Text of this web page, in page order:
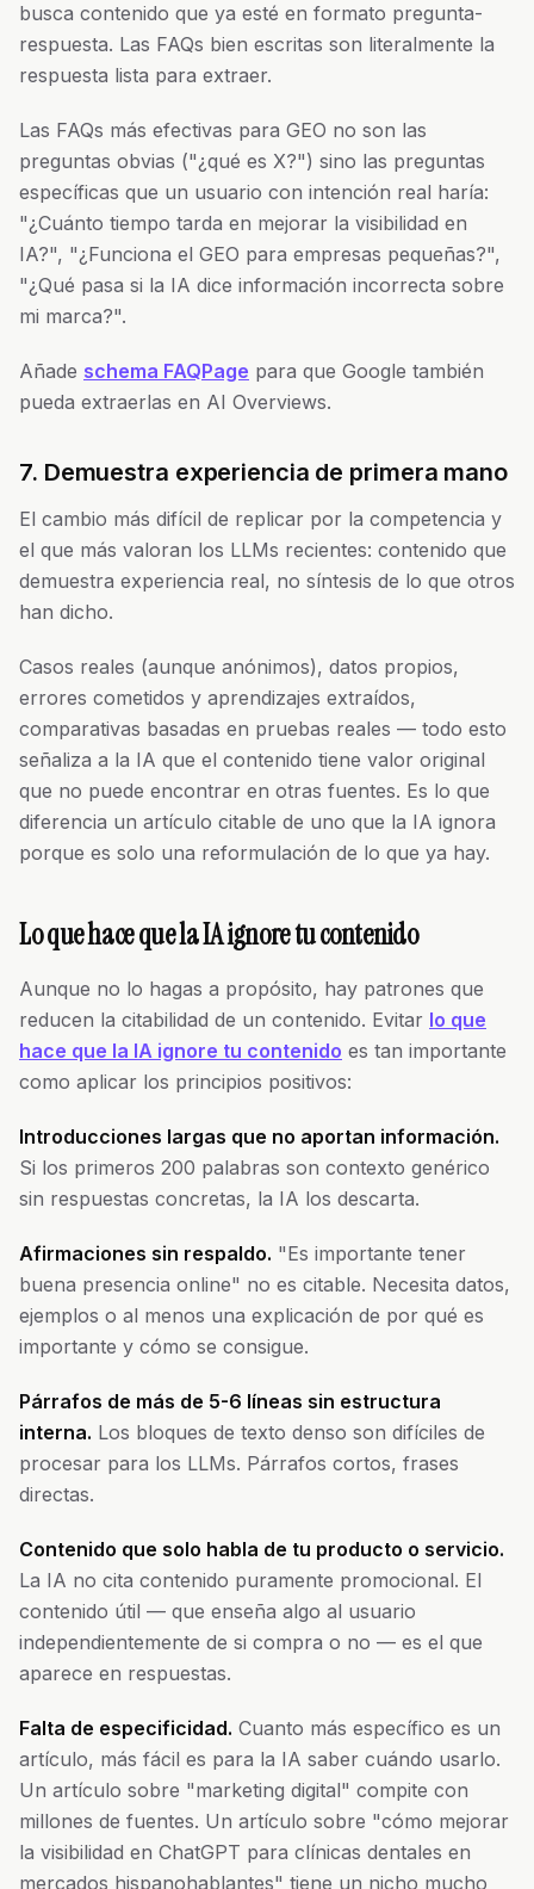
busca contenido que ya esté en formato pregunta-
respuesta. Las FAQs bien escritas son literalmente la
respuesta lista para extraer.
Las FAQs más efectivas para GEO no son las
preguntas obvias ("¿qué es X?") sino las preguntas
específicas que un usuario con intención real haría:
"¿Cuánto tiempo tarda en mejorar la visibilidad en
IA?", "¿Funciona el GEO para empresas pequeñas?",
"¿Qué pasa si la IA dice información incorrecta sobre
mi marca?".
Añade schema FAQPage para que Google también
pueda extraerlas en AI Overviews.
7. Demuestra experiencia de primera mano
El cambio más difícil de replicar por la competencia y
el que más valoran los LLMs recientes: contenido que
demuestra experiencia real, no síntesis de lo que otros
han dicho.
Casos reales (aunque anónimos), datos propios,
errores cometidos y aprendizajes extraídos,
comparativas basadas en pruebas reales — todo esto
señaliza a la IA que el contenido tiene valor original
que no puede encontrar en otras fuentes. Es lo que
diferencia un artículo citable de uno que la IA ignora
porque es solo una reformulación de lo que ya hay.
Lo que hace que la IA ignore tu contenido
Aunque no lo hagas a propósito, hay patrones que
reducen la citabilidad de un contenido. Evitar lo que
hace que la IA ignore tu contenido es tan importante
como aplicar los principios positivos:
Introducciones largas que no aportan información.
Si los primeros 200 palabras son contexto genérico
sin respuestas concretas, la IA los descarta.
Afirmaciones sin respaldo. "Es importante tener
buena presencia online" no es citable. Necesita datos,
ejemplos o al menos una explicación de por qué es
importante y cómo se consigue.
Párrafos de más de 5-6 líneas sin estructura
interna. Los bloques de texto denso son difíciles de
procesar para los LLMs. Párrafos cortos, frases
directas.
Contenido que solo habla de tu producto o servicio.
La IA no cita contenido puramente promocional. El
contenido útil — que enseña algo al usuario
independientemente de si compra o no — es el que
aparece en respuestas.
Falta de especificidad. Cuanto más específico es un
artículo, más fácil es para la IA saber cuándo usarlo.
Un artículo sobre "marketing digital" compite con
millones de fuentes. Un artículo sobre "cómo mejorar
la visibilidad en ChatGPT para clínicas dentales en
mercados hispanohablantes" tiene un nicho mucho